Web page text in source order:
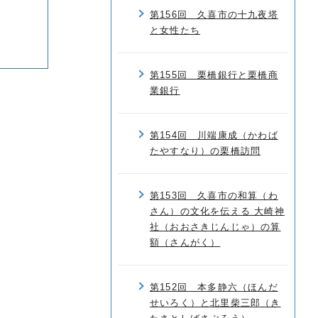
第156回 久喜市の十九夜塔
と女性たち
第155回 栗橋銀行と栗橋商
業銀行
第154回 川端康成（かわば
たやすなり）の栗橋訪問
第153回 久喜市の和算（わ
さん）の文化を伝える 大崎神
社（おおさきじんじゃ）の算
額（さんがく）
第152回 本多静六（ほんだ
せいろく）と北里柴三郎（き